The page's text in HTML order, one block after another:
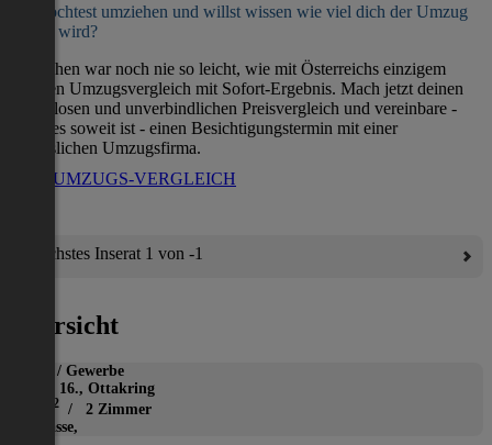
Du möchtest umziehen und willst wissen wie viel dich der Umzug
kosten wird?
Umziehen war noch nie so leicht, wie mit Österreichs einzigem
direkten Umzugsvergleich mit Sofort-Ergebnis. Mach jetzt deinen
kostenlosen und unverbindlichen Preisvergleich und vereinbare -
wenn es soweit ist - einen Besichtigungstermin mit einer
verlässlichen Umzugsfirma.
ZUM UMZUGS-VERGLEICH
Nächstes Inserat 1 von -1
Übersicht
Büro / Gewerbe
Wien 16., Ottakring
2 / 2 Zimmer
Terrasse,